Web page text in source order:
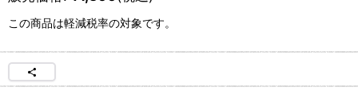
この商品は軽減税率の対象です。